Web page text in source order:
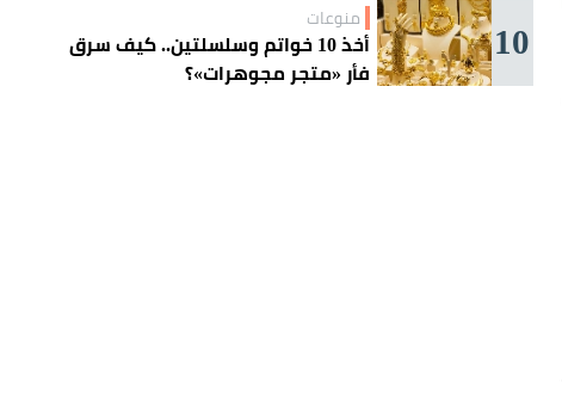
10 منوعات
أخذ 10 خواتم وسلسلتين.. كيف سرق
فأر «متجر مجوهرات»؟